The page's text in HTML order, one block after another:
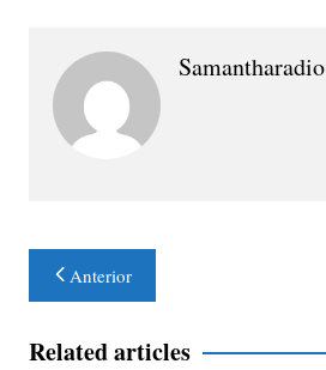
Samantharadio
Navegación
de
entradas
Anterior
Related articles